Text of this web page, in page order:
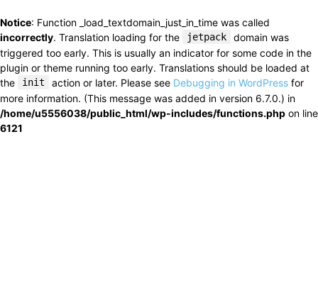
Notice: Function _load_textdomain_just_in_time was called
incorrectly. Translation loading for the jetpack
domain was
triggered too early. This is usually an indicator for some code in the
plugin or theme running too early. Translations should be loaded at
the
init action or later. Please see Debugging in WordPress for
more information. (This message was added in version 6.7.0.) in
/home/u5556038/public_html/wp-includes/functions.php on line
6121